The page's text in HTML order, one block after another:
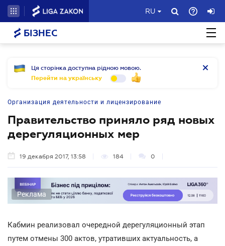
RU
БІЗНЕС
Ця сторінка доступна рідною мовою.
Перейти на українську
Организация деятельности и лицензирование
Правительство приняло ряд новых
дерегуляционных мер
19 декабря 2017, 13:58 184 0
Реклама
Кабмин реализовал очередной дерегуляционный этап
путем отмены 300 актов, утративших актуальность, а